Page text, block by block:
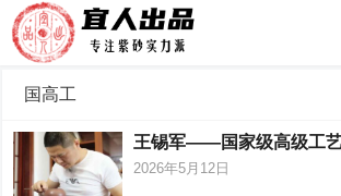
国高工
王锡军——国家级高级工
2026年5月12日